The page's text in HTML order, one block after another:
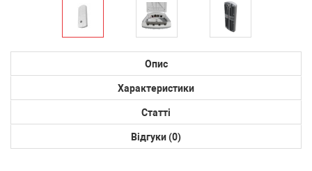
Опис
Характеристики
Статті
Відгуки (0)